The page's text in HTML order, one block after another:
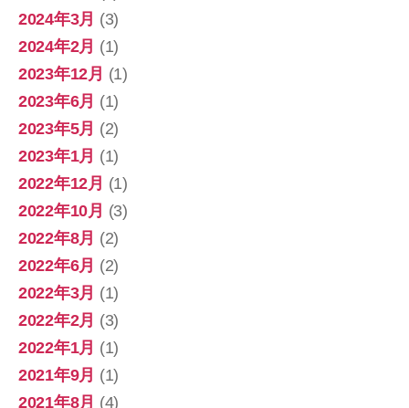
2024年3月 (3)
2024年2月 (1)
2023年12月 (1)
2023年6月 (1)
2023年5月 (2)
2023年1月 (1)
2022年12月 (1)
2022年10月 (3)
2022年8月 (2)
2022年6月 (2)
2022年3月 (1)
2022年2月 (3)
2022年1月 (1)
2021年9月 (1)
2021年8月 (4)